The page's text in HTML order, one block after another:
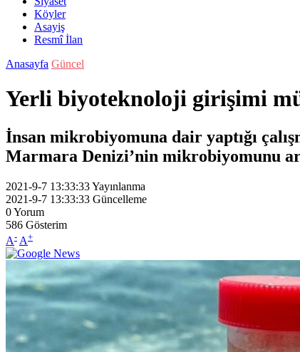
Köyler
Asayiş
Resmî İlan
Anasayfa Güncel
Yerli biyoteknoloji girişimi
İnsan mikrobiyomuna dair yaptığı
Marmara Denizi’nin mikrobiyomunu
2021-9-7 13:33:33Yayınlanma
2021-9-7 13:33:33 Güncelleme
0Yorum
586 Gösterim
A- A+